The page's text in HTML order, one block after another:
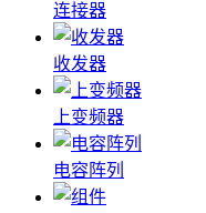
连接器
收发器
上变频器
电容阵列